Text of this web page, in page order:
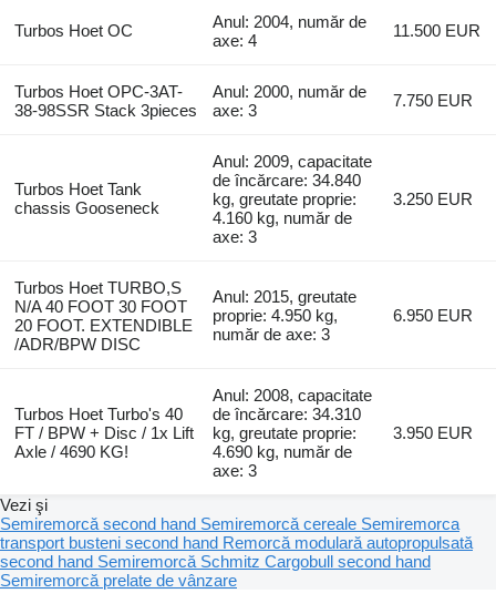
Turbos Hoet OC
Anul: 2004, număr de
axe: 4
11.500 EUR
Turbos Hoet OPC-3AT-
38-98SSR Stack 3pieces
Anul: 2000, număr de
axe: 3
7.750 EUR
Turbos Hoet Tank
chassis Gooseneck
Anul: 2009, capacitate
de încărcare: 34.840
kg, greutate proprie:
4.160 kg, număr de
axe: 3
3.250 EUR
Turbos Hoet TURBO,S
N/A 40 FOOT 30 FOOT
20 FOOT. EXTENDIBLE
/ADR/BPW DISC
Anul: 2015, greutate
proprie: 4.950 kg,
număr de axe: 3
6.950 EUR
Turbos Hoet Turbo's 40
FT / BPW + Disc / 1x Lift
Axle / 4690 KG!
Anul: 2008, capacitate
de încărcare: 34.310
kg, greutate proprie:
4.690 kg, număr de
axe: 3
3.950 EUR
Vezi şi
Semiremorcă second hand Semiremorcă cereale Semiremorca
transport busteni second hand Remorcă modulară autopropulsată
second hand Semiremorcă Schmitz Cargobull second hand
Semiremorcă prelate de vânzare